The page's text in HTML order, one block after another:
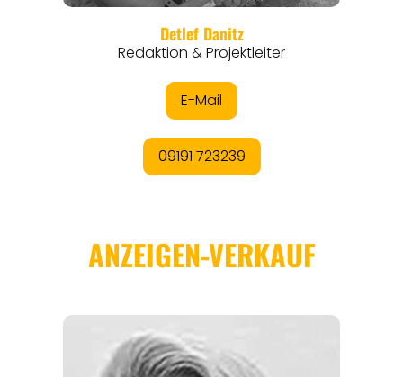
REGIONEN
REISEFÜHRER